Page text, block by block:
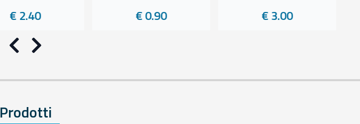
€ 2.40 € 0.90 € 3.00
Precedente
Successivo
Prodotti